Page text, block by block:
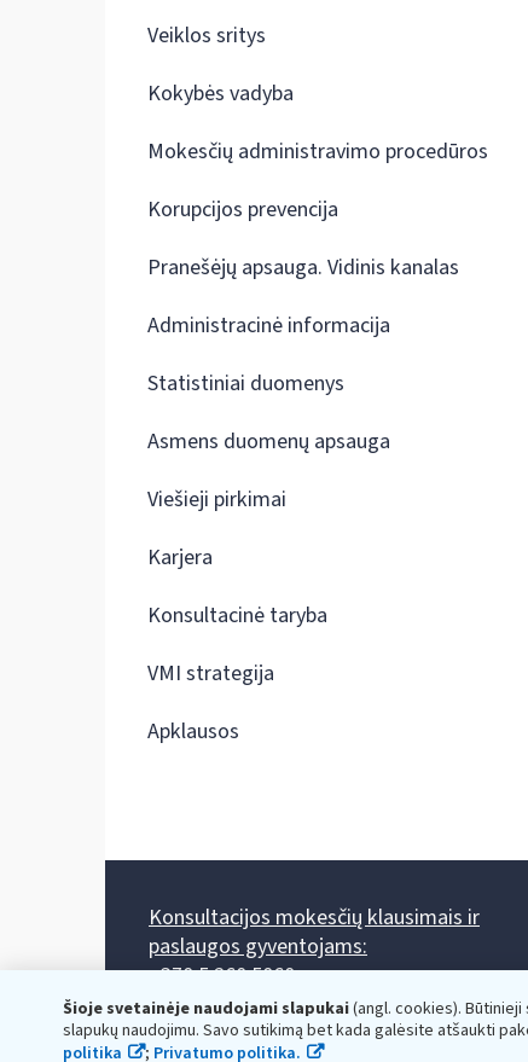
Šioje svetainėje naudojami slapukai(angl. cookies).
slapukų naudojimu. Savo sutikimą bet kada galėsite atšaukti
politika
; Privatumo politika.
Veiklos sritys
Kokybės vadyba
Mokesčių administravimo procedūros
Korupcijos prevencija
Pranešėjų apsauga. Vidinis kanalas
Administracinė informacija
Statistiniai duomenys
Asmens duomenų apsauga
Viešieji pirkimai
Karjera
Konsultacinė taryba
VMI strategija
Apklausos
Konsultacijos mokesčių klausimais ir
paslaugos gyventojams:
+370 5 260 5060
Darbo laikas: I-IV 8.00-17.00, V 8.00-15.45.
Prieššventinę dieną - viena valanda trumpiau.
Kiekvieno mėnesio antrą penktadienį 8.00 val. - 12.00 val.